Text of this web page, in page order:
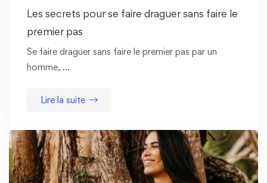
Les secrets pour se faire draguer sans faire le
premier pas
Se faire draguer sans faire le premier pas par un
homme, …
Lire la suite